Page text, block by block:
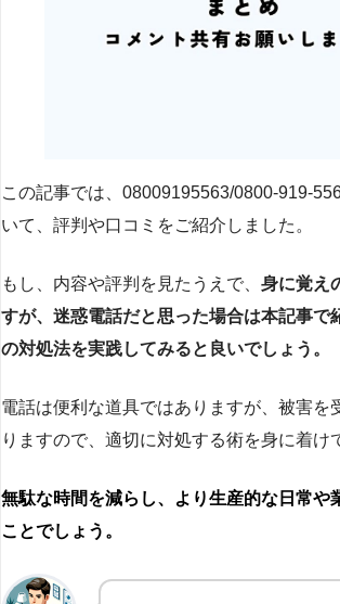
この記事では、08009195563/0800-919-
いて、評判や口コミをご紹介しました。
もし、内容や評判を見たうえで、 身に覚え
すが、迷惑電話だと思った場合は本記事で
の対処法を実践してみると良いでしょう。
電話は便利な道具ではありますが、被害を
りますので、適切に対処する術を身に着け
無駄な時間を減らし、より生産的な日常や
ことでしょう。